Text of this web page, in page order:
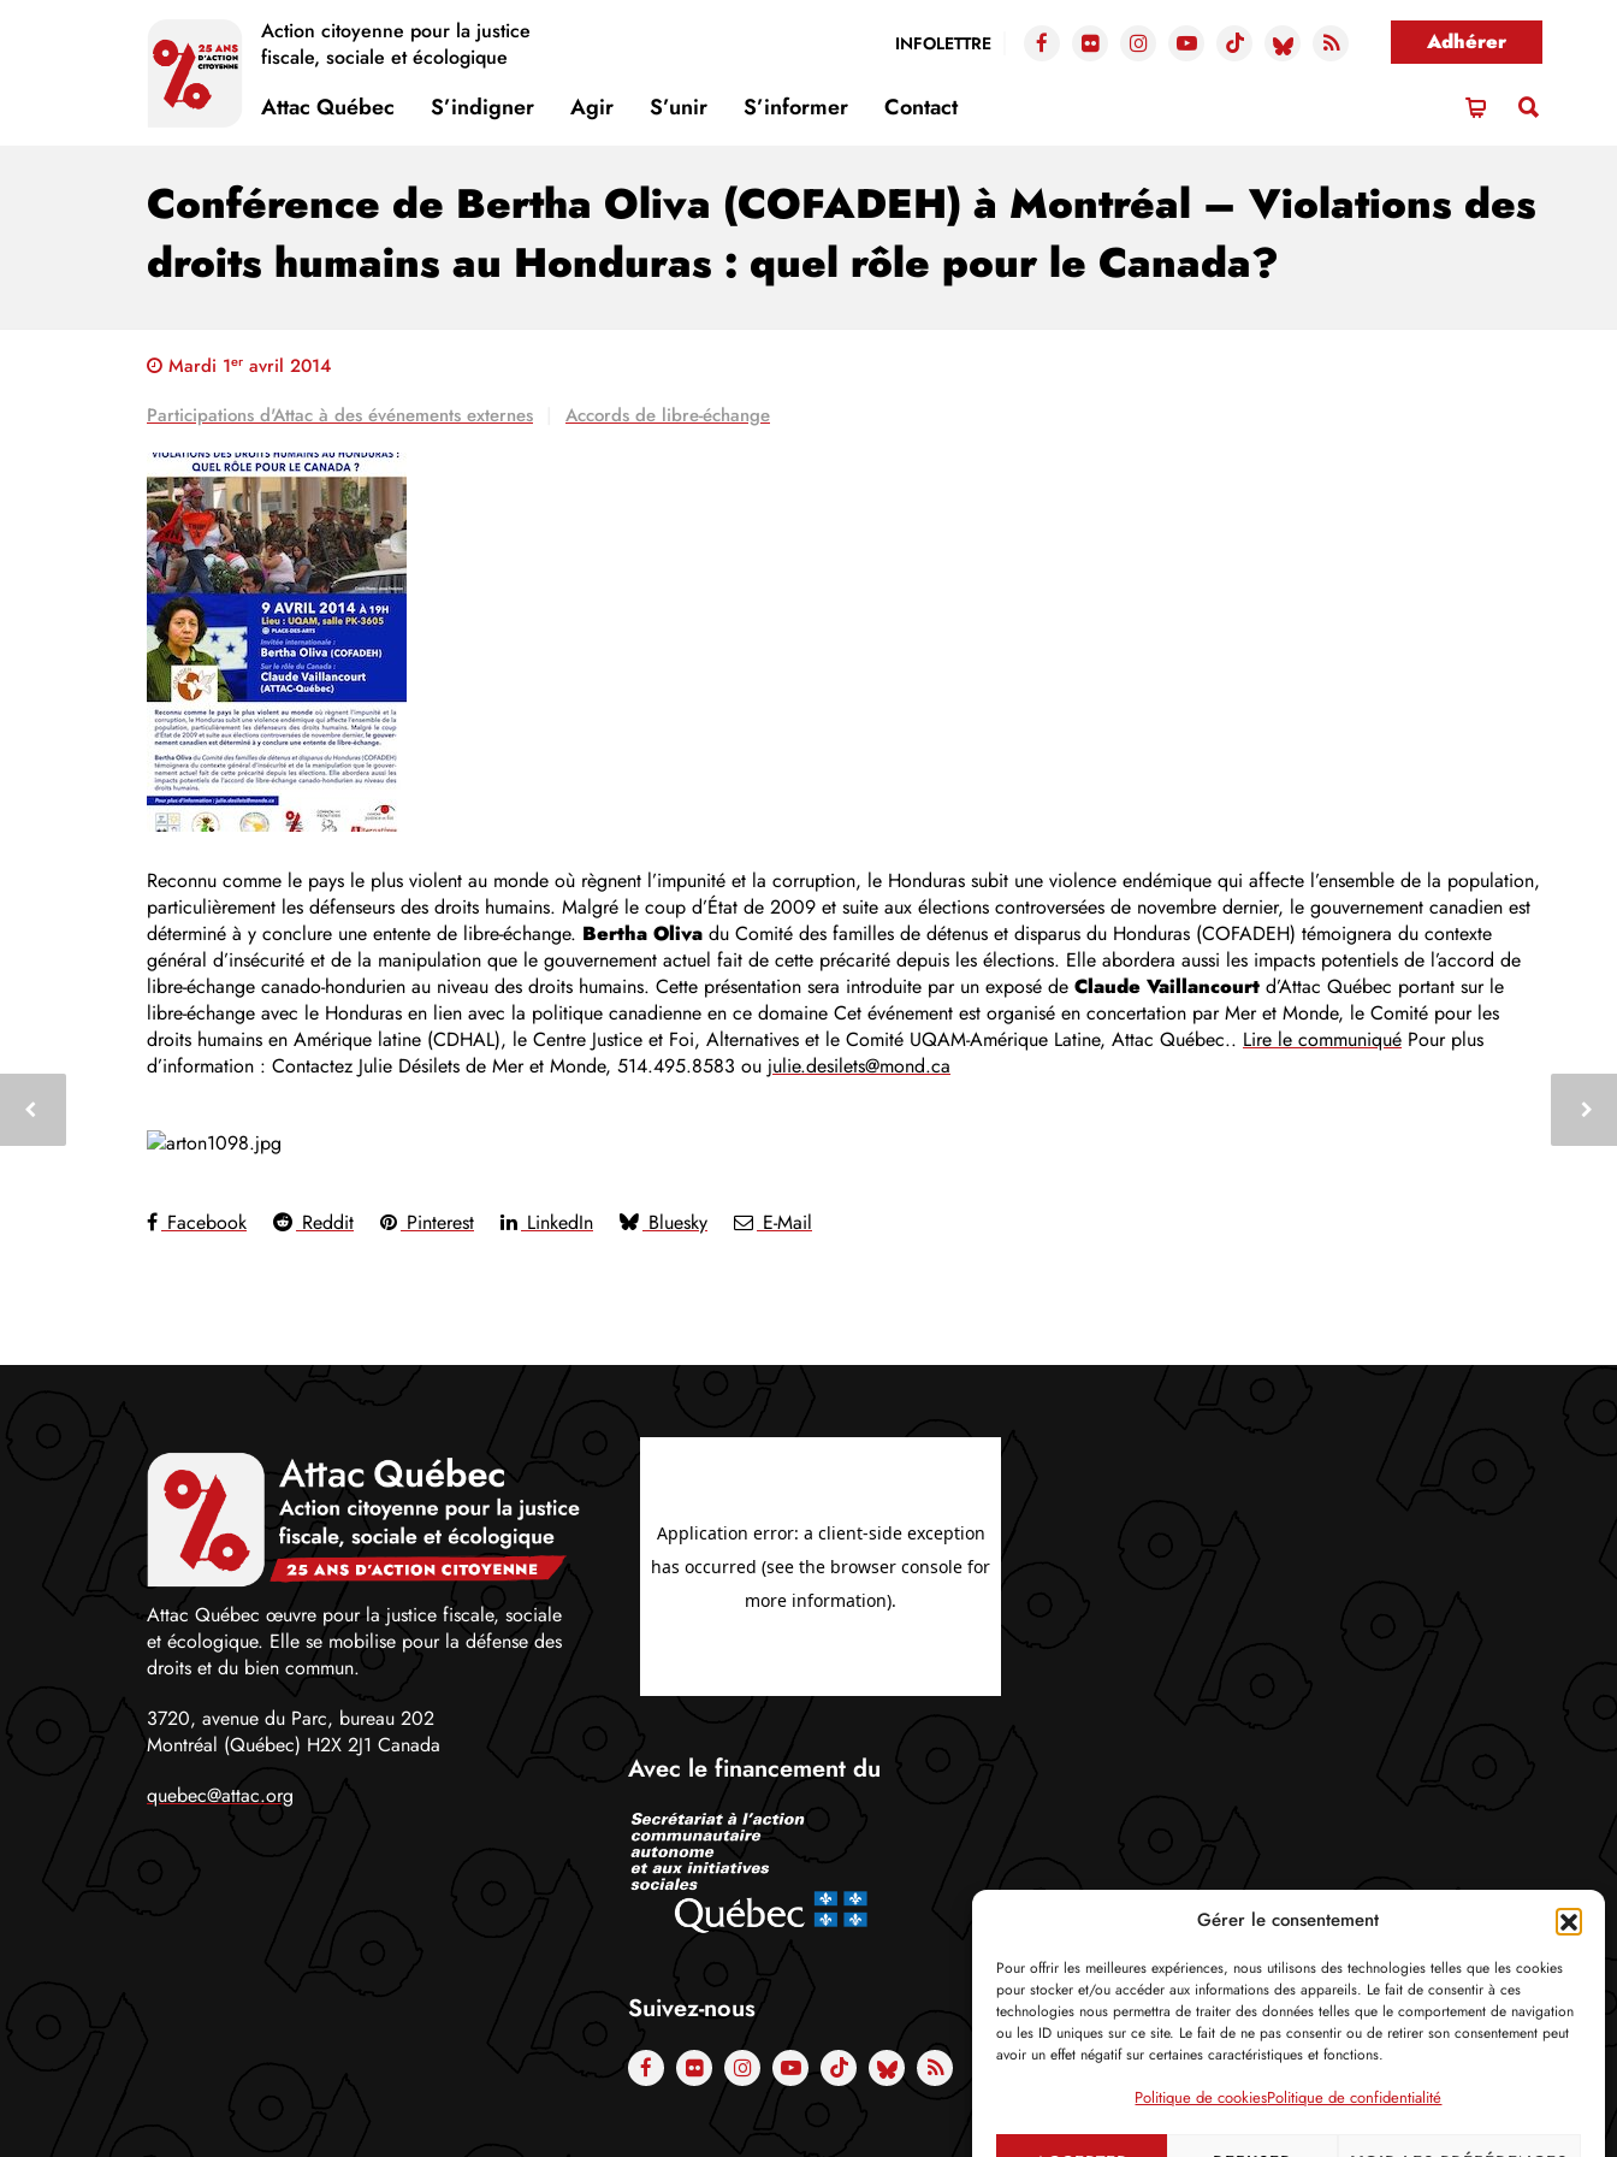
Gérer le consentement
Pour offrir les meilleures expériences, nous utilisons des technologies telles que les cookies
pour stocker et/ou accéder aux informations des appareils. Le fait de consentir à ces
technologies nous permettra de traiter des données telles que le comportement de navigation
ou les ID uniques sur ce site. Le fait de ne pas consentir ou de retirer son consentement peut
avoir un effet négatif sur certaines caractéristiques et fonctions.
Politique de cookiesPolitique de confidentialité
Action citoyenne pour la justice
fiscale, sociale et écologique
INFOLETTRE Adhérer
Attac Québec S’indigner Agir S’unir S’informer Contact
Conférence de Bertha Oliva (COFADEH) à Montréal – Violations des
droits humains au Honduras : quel rôle pour le Canada?
Mardi 1er avril 2014
Participations d'Attac à des événements externes
Accords de libre-échange
Reconnu comme le pays le plus violent au monde où règnent l’impunité et la corruption, le Honduras subit une violence endémique qui affecte l’ensemble de la population,
particulièrement les défenseurs des droits humains. Malgré le coup d’État de 2009 et suite aux élections controversées de novembre dernier, le gouvernement canadien est
déterminé à y conclure une entente de libre-échange. Bertha Oliva du Comité des familles de détenus et disparus du Honduras (COFADEH) témoignera du contexte
général d’insécurité et de la manipulation que le gouvernement actuel fait de cette précarité depuis les élections. Elle abordera aussi les impacts potentiels de l’accord de
libre-échange canado-hondurien au niveau des droits humains. Cette présentation sera introduite par un exposé de Claude Vaillancourt d’Attac Québec portant sur le
libre-échange avec le Honduras en lien avec la politique canadienne en ce domaine Cet événement est organisé en concertation par Mer et Monde, le Comité pour les
droits humains en Amérique latine (CDHAL), le Centre Justice et Foi, Alternatives et le Comité UQAM-Amérique Latine, Attac Québec.. Lire le communiqué Pour plus
d’information : Contactez Julie Désilets de Mer et Monde, 514.495.8583 ou julie.desilets@mond.ca
Facebook Reddit Pinterest LinkedIn Bluesky E-Mail
Attac Québec œuvre pour la justice fiscale, sociale
et écologique. Elle se mobilise pour la défense des
droits et du bien commun.
3720, avenue du Parc, bureau 202
Montréal (Québec) H2X 2J1 Canada
quebec@attac.org
Avec le financement du
Suivez-nous